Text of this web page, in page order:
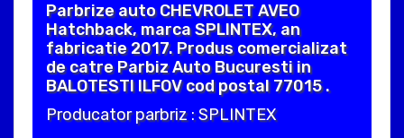
Parbrize auto CHEVROLET AVEO
Hatchback, marca SPLINTEX, an
fabricatie 2017. Produs comercializat
de catre Parbiz Auto Bucuresti in
BALOTESTI ILFOV cod postal 77015 .
Producator parbriz : SPLINTEX